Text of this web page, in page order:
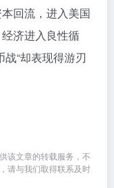
回流，进入美国
济进入良性循
“却表现得游刃
该文章的转载服务，不
请与我们取得联系及时